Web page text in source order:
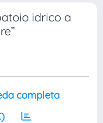
idrico a
completa